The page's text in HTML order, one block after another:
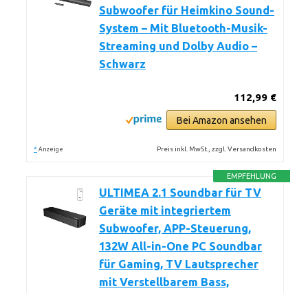
Subwoofer für Heimkino Sound-
System – Mit Bluetooth-Musik-
Streaming und Dolby Audio –
Schwarz
112,99 €
Bei Amazon ansehen
* Anzeige Preis inkl. MwSt., zzgl. Versandkosten
EMPFEHLUNG
ULTIMEA 2.1 Soundbar für TV
Geräte mit integriertem
Subwoofer, APP-Steuerung,
132W All-in-One PC Soundbar
für Gaming, TV Lautsprecher
mit Verstellbarem Bass,